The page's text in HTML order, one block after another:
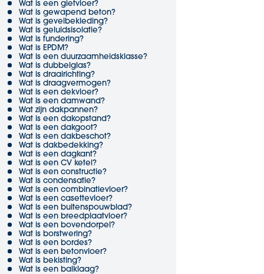
Wat is een gietvloer?
Wat is gewapend beton?
Wat is gevelbekleding?
Wat is geluidsisolatie?
Wat is fundering?
Wat is EPDM?
Wat is een duurzaamheidsklasse?
Wat is dubbelglas?
Wat is draairichting?
Wat is draagvermogen?
Wat is een dekvloer?
Wat is een damwand?
Wat zijn dakpannen?
Wat is een dakopstand?
Wat is een dakgoot?
Wat is een dakbeschot?
Wat is dakbedekking?
Wat is een dagkant?
Wat is een CV ketel?
Wat is een constructie?
Wat is condensatie?
Wat is een combinatievloer?
Wat is een casettevloer?
Wat is een buitenspouwblad?
Wat is een breedplaatvloer?
Wat is een bovendorpel?
Wat is borstwering?
Wat is een bordes?
Wat is een betonvloer?
Wat is bekisting?
Wat is een balklaag?